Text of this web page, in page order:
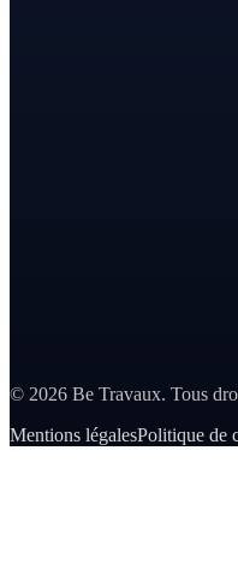
© 2026 Be Travaux. Tous
Mentions légalesPolitique de